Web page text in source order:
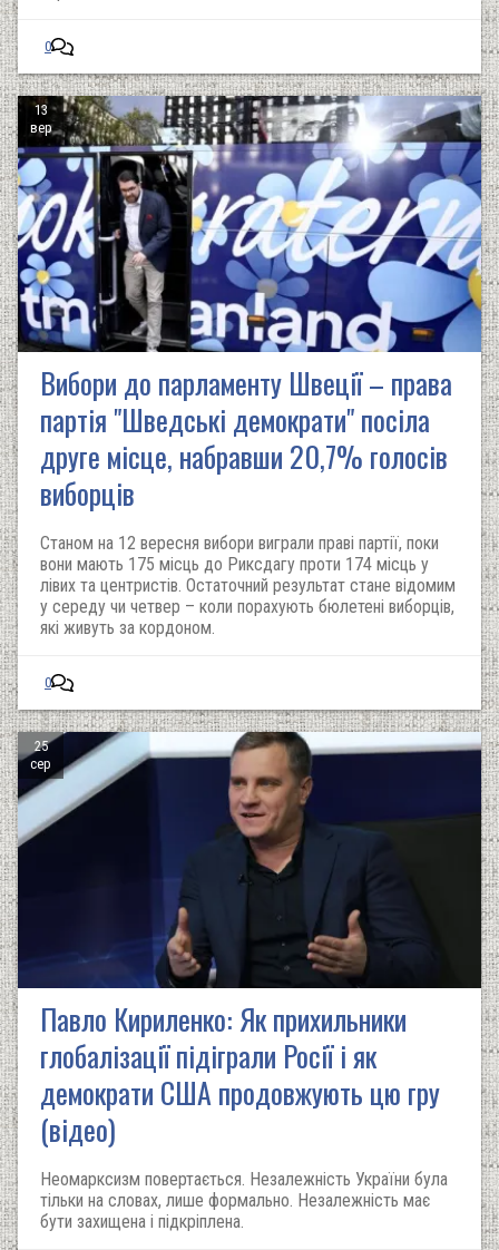
0
13
вер
Вибори до парламенту Швеції – права
партія "Шведські демократи" посіла
друге місце, набравши 20,7% голосів
виборців
Станом на 12 вересня вибори виграли праві партії, поки
вони мають 175 місць до Риксдагу проти 174 місць у
лівих та центристів. Остаточний результат стане відомим
у середу чи четвер – коли порахують бюлетені виборців,
які живуть за кордоном.
0
25
сер
Павло Кириленко: Як прихильники
глобалізації підіграли Росії і як
демократи США продовжують цю гру
(відео)
Неомарксизм повертається. Незалежність України була
тільки на словах, лише формально. Незалежність має
бути захищена і підкріплена.